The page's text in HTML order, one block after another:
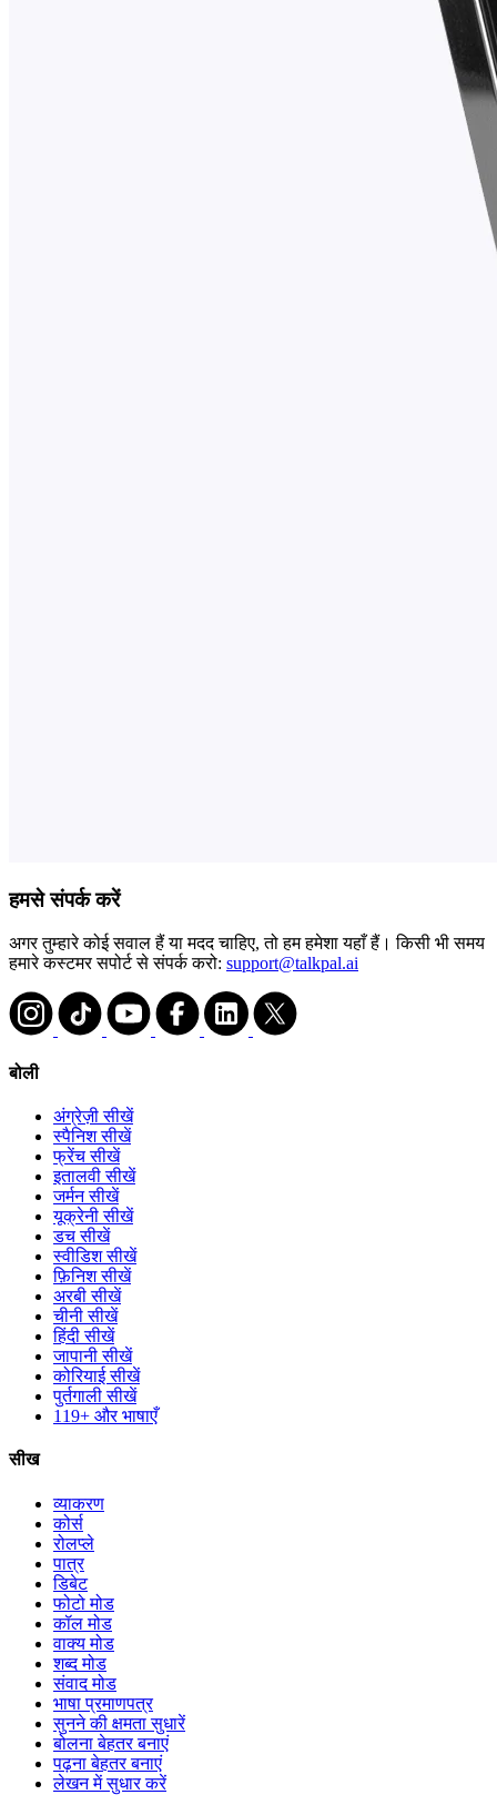
हमसे संपर्क करें
अगर तुम्हारे कोई सवाल हैं या मदद चाहिए, तो हम हमेशा यहाँ हैं। किसी भी समय
हमारे कस्टमर सपोर्ट से संपर्क करो: support@talkpal.ai
बोली
अंग्रेज़ी सीखें
स्पैनिश सीखें
फ्रेंच सीखें
इतालवी सीखें
जर्मन सीखें
यूक्रेनी सीखें
डच सीखें
स्वीडिश सीखें
फ़िनिश सीखें
अरबी सीखें
चीनी सीखें
हिंदी सीखें
जापानी सीखें
कोरियाई सीखें
पुर्तगाली सीखें
119+ और भाषाएँ
सीख
व्याकरण
कोर्स
रोलप्ले
पात्र
डिबेट
फोटो मोड
कॉल मोड
वाक्य मोड
शब्द मोड
संवाद मोड
भाषा प्रमाणपत्र
सुनने की क्षमता सुधारें
बोलना बेहतर बनाएं
पढ़ना बेहतर बनाएं
लेखन में सुधार करें